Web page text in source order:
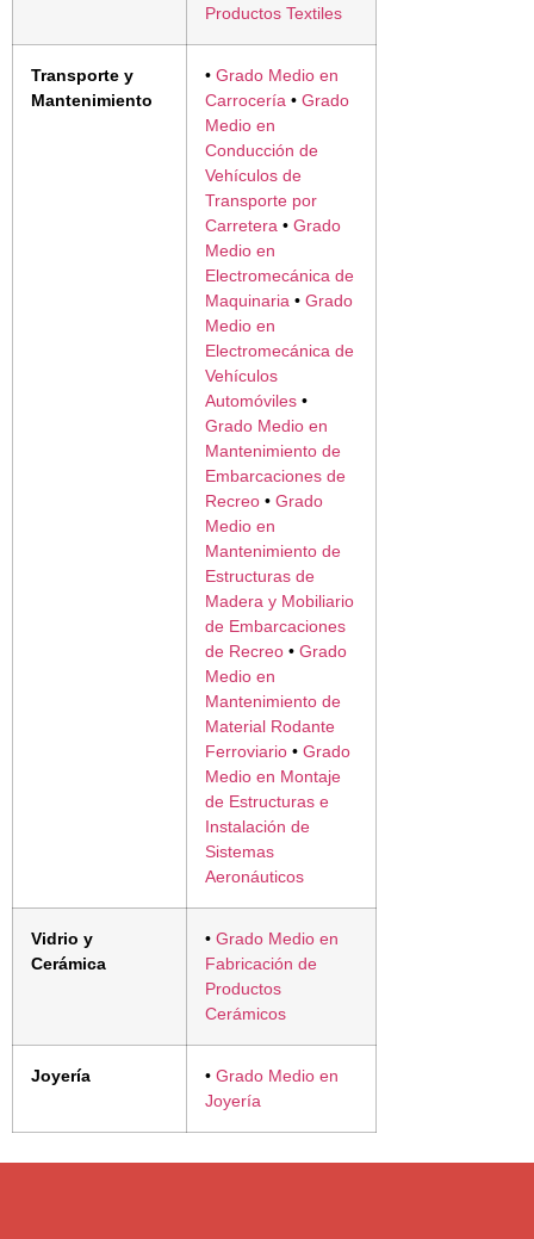
Productos Textiles
Transporte y
Mantenimiento
• Grado Medio en
Carrocería • Grado
Medio en
Conducción de
Vehículos de
Transporte por
Carretera • Grado
Medio en
Electromecánica de
Maquinaria • Grado
Medio en
Electromecánica de
Vehículos
Automóviles •
Grado Medio en
Mantenimiento de
Embarcaciones de
Recreo • Grado
Medio en
Mantenimiento de
Estructuras de
Madera y Mobiliario
de Embarcaciones
de Recreo • Grado
Medio en
Mantenimiento de
Material Rodante
Ferroviario • Grado
Medio en Montaje
de Estructuras e
Instalación de
Sistemas
Aeronáuticos
Vidrio y
Cerámica
• Grado Medio en
Fabricación de
Productos
Cerámicos
Joyería • Grado Medio en
Joyería